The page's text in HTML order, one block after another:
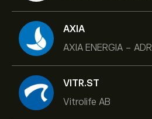
AXIA
AXIA ENERGIA - ADR
VITR.ST
Vitrolife AB